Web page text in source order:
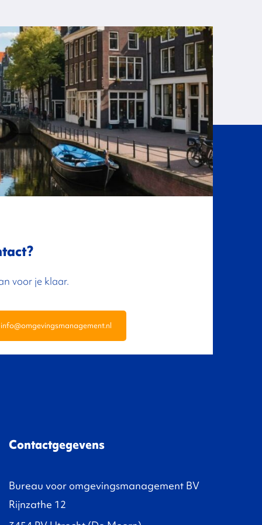
voor je klaar.
info@omgevingsmanagement.nl
Contactgegevens
Bureau voor omgevingsmanagement BV
Rijnzathe 12